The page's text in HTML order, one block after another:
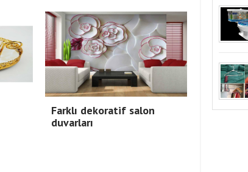
Farklı dekoratif salon
duvarları